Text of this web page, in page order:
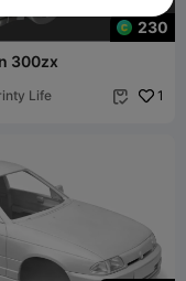
230
300zx
Life  1